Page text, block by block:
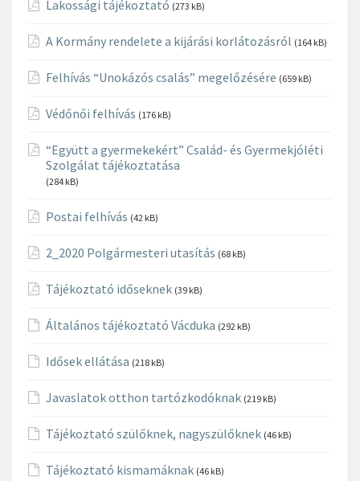
Lakossági tájékoztató (273 kB)
A Kormány rendelete a kijárási korlátozásról (164 kB)
Felhívás “Unokázós csalás” megelőzésére (659 kB)
Védőnői felhívás (176 kB)
“Együtt a gyermekekért” Család- és Gyermekjóléti
Szolgálat tájékoztatása
(284 kB)
Postai felhívás (42 kB)
2_2020 Polgármesteri utasítás (68 kB)
Tájékoztató időseknek (39 kB)
Általános tájékoztató Vácduka (292 kB)
Idősek ellátása (218 kB)
Javaslatok otthon tartózkodóknak (219 kB)
Tájékoztató szülőknek, nagyszülőknek (46 kB)
Tájékoztató kismamáknak (46 kB)